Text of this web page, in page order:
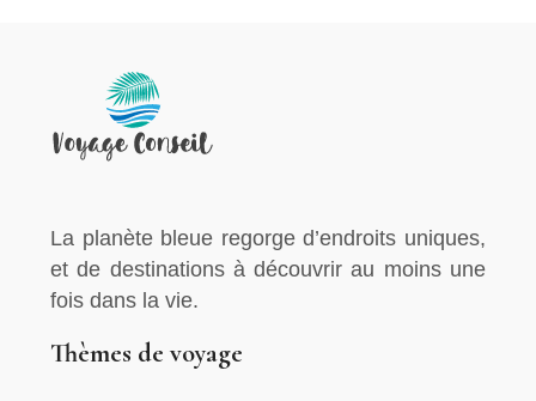
La planète bleue regorge d’endroits uniques,
et de destinations à découvrir au moins une
fois dans la vie.
Thèmes de voyage